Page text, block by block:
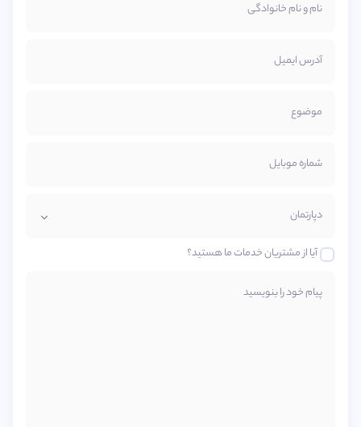
نام و نام خانوادگی
آدرس ایمیل
موضوع
شماره موبایل
دپارتمان
آیا از مشتریان خدمات ما هستید؟
پیام خود را بنویسید